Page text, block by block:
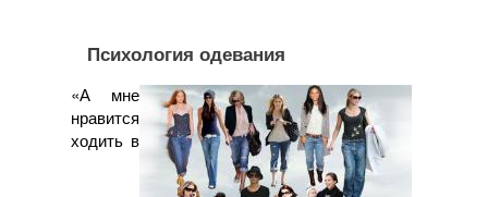
Психология одевания
«А мне
нравится
ходить в